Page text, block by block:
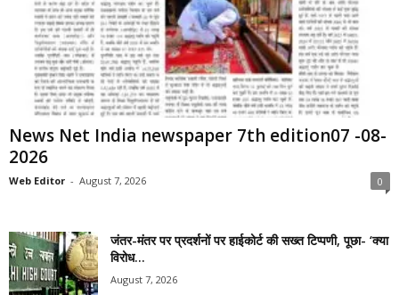
News Net India newspaper 7th edition07 -08-
2026
Web Editor - August 7, 2026 0
जंतर-मंतर पर प्रदर्शनों पर हाईकोर्ट की सख्त टिप्पणी, पूछा- ‘क्या
विरोध...
August 7, 2026